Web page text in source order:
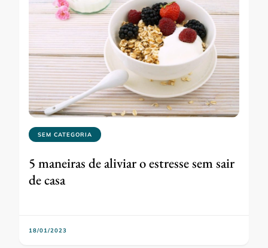
SEM CATEGORIA
5 maneiras de aliviar o estresse sem sair
de casa
18/01/2023